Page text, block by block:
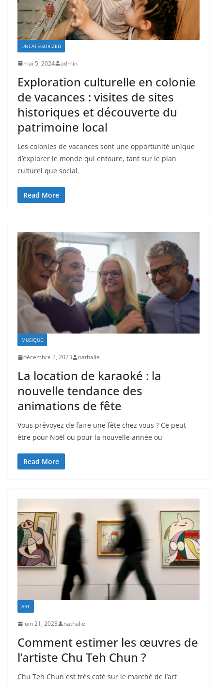
UNCATEGORIZED
mai 5, 2024 admin
Exploration culturelle en colonie
de vacances : visites de sites
historiques et découverte du
patrimoine local
Les colonies de vacances sont une opportunité unique
d’explorer le monde qui entoure, tant sur le plan
culturel que social.
Read More
MUSIQUE
décembre 2, 2023 nathalie
La location de karaoké : la
nouvelle tendance des
animations de fête
Vous prévoyez de faire une fête chez vous ? Ce peut
être pour Noël ou pour la nouvelle année ou
Read More
ART
juin 21, 2023 nathalie
Comment estimer les œuvres de
l’artiste Chu Teh Chun ?
Chu Teh Chun est très coté sur le marché de l’art